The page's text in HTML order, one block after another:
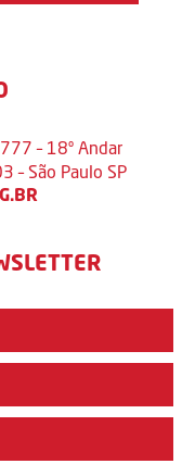
– 18º Andar
– São Paulo SP